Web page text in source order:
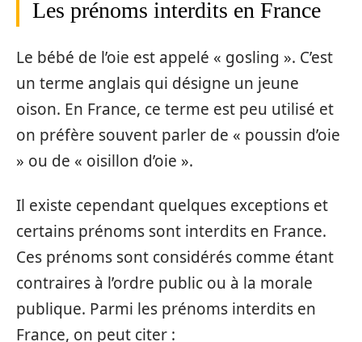
Les prénoms interdits en France
Le bébé de l’oie est appelé « gosling ». C’est
un terme anglais qui désigne un jeune
oison. En France, ce terme est peu utilisé et
on préfère souvent parler de « poussin d’oie
» ou de « oisillon d’oie ».
Il existe cependant quelques exceptions et
certains prénoms sont interdits en France.
Ces prénoms sont considérés comme étant
contraires à l’ordre public ou à la morale
publique. Parmi les prénoms interdits en
France, on peut citer :